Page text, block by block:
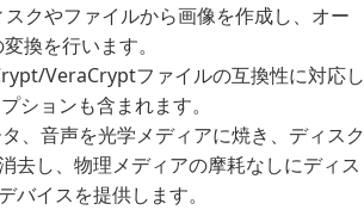
クやファイルから画像を作成し、オー
換を行います。
VeraCryptファイルの互換性に対応し
ションも含まれます。
、音声を光学メディアに焼き、ディスク
去し、物理メディアの摩耗なしにディス
イスを提供します。